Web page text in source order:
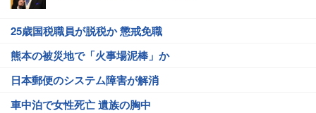
25歳国税職員が脱税か 懲戒免職
熊本の被災地で「火事場泥棒」か
日本郵便のシステム障害が解消
車中泊で女性死亡 遺族の胸中